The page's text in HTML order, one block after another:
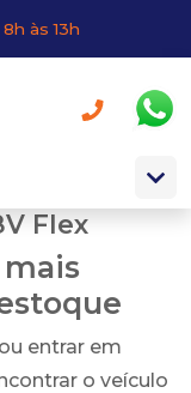
às 13h
Flex
entrar em
o veículo